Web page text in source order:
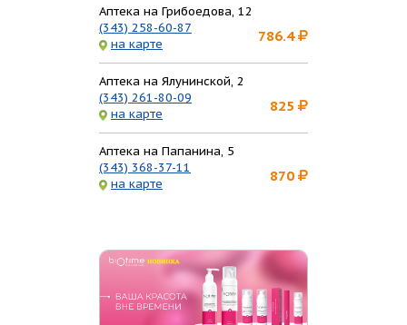
Аптека на Грибоедова, 12
(343) 258-60-87
на карте
786.4
Аптека на Ялунинской, 2
(343) 261-80-09
на карте
825
Аптека на Папанина, 5
(343) 368-37-11
на карте
870